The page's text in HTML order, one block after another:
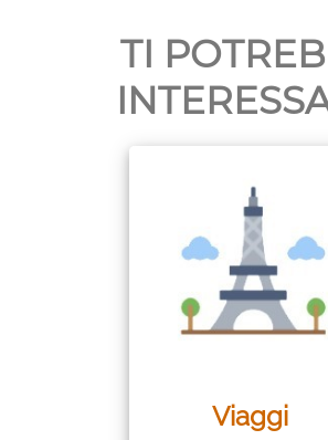
TI
Viaggi